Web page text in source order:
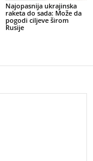
Najopasnija ukrajinska
raketa do sada: Može da
pogodi ciljeve širom
Rusije